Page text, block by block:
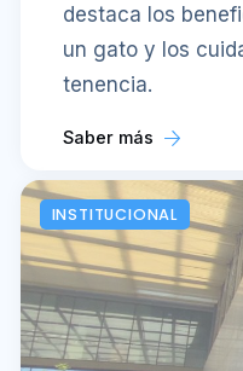
destaca los
un gato y los
tenencia.
Saber más
INSTITUCIONAL